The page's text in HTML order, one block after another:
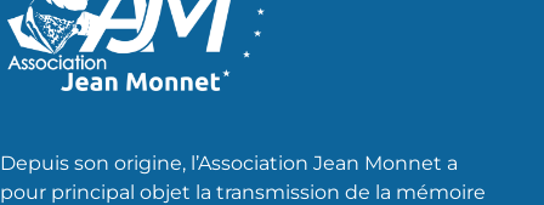
Depuis son origine, l’Association Jean Monnet a
pour principal objet la transmission de la mémoire